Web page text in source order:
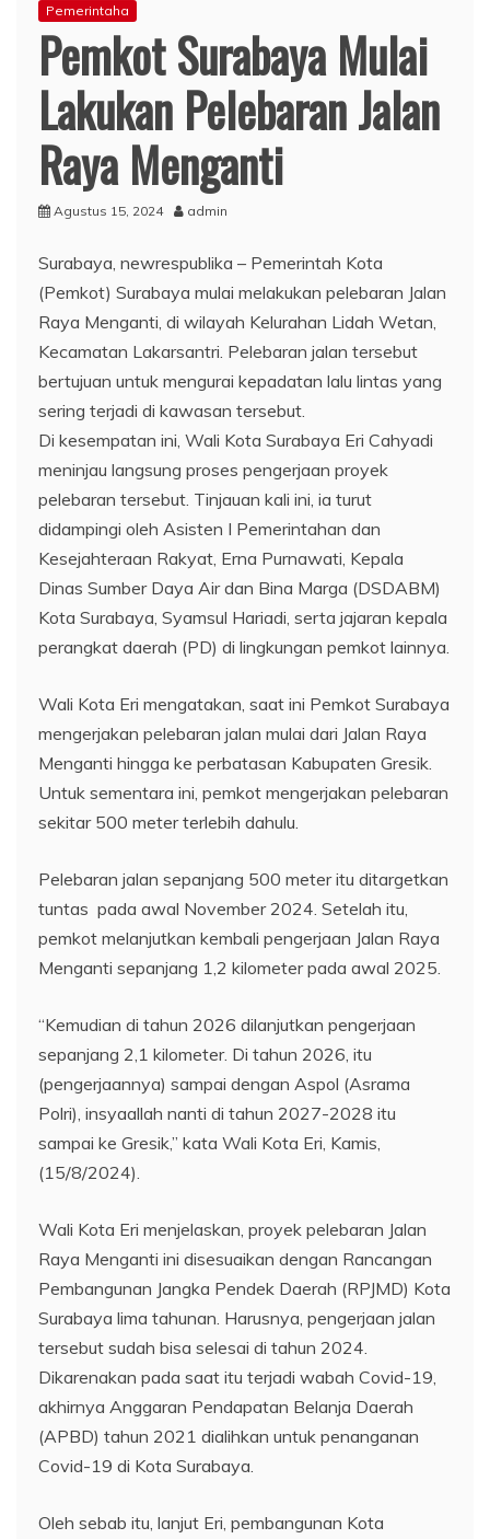
Pemerintaha
Pemkot Surabaya Mulai
Lakukan Pelebaran Jalan
Raya Menganti
Agustus 15, 2024 admin
Surabaya, newrespublika – Pemerintah Kota
(Pemkot) Surabaya mulai melakukan pelebaran Jalan
Raya Menganti, di wilayah Kelurahan Lidah Wetan,
Kecamatan Lakarsantri. Pelebaran jalan tersebut
bertujuan untuk mengurai kepadatan lalu lintas yang
sering terjadi di kawasan tersebut.
Di kesempatan ini, Wali Kota Surabaya Eri Cahyadi
meninjau langsung proses pengerjaan proyek
pelebaran tersebut. Tinjauan kali ini, ia turut
didampingi oleh Asisten I Pemerintahan dan
Kesejahteraan Rakyat, Erna Purnawati, Kepala
Dinas Sumber Daya Air dan Bina Marga (DSDABM)
Kota Surabaya, Syamsul Hariadi, serta jajaran kepala
perangkat daerah (PD) di lingkungan pemkot lainnya.
Wali Kota Eri mengatakan, saat ini Pemkot Surabaya
mengerjakan pelebaran jalan mulai dari Jalan Raya
Menganti hingga ke perbatasan Kabupaten Gresik.
Untuk sementara ini, pemkot mengerjakan pelebaran
sekitar 500 meter terlebih dahulu.
Pelebaran jalan sepanjang 500 meter itu ditargetkan
tuntas pada awal November 2024. Setelah itu,
pemkot melanjutkan kembali pengerjaan Jalan Raya
Menganti sepanjang 1,2 kilometer pada awal 2025.
“Kemudian di tahun 2026 dilanjutkan pengerjaan
sepanjang 2,1 kilometer. Di tahun 2026, itu
(pengerjaannya) sampai dengan Aspol (Asrama
Polri), insyaallah nanti di tahun 2027-2028 itu
sampai ke Gresik,” kata Wali Kota Eri, Kamis,
(15/8/2024).
Wali Kota Eri menjelaskan, proyek pelebaran Jalan
Raya Menganti ini disesuaikan dengan Rancangan
Pembangunan Jangka Pendek Daerah (RPJMD) Kota
Surabaya lima tahunan. Harusnya, pengerjaan jalan
tersebut sudah bisa selesai di tahun 2024.
Dikarenakan pada saat itu terjadi wabah Covid-19,
akhirnya Anggaran Pendapatan Belanja Daerah
(APBD) tahun 2021 dialihkan untuk penanganan
Covid-19 di Kota Surabaya.
Oleh sebab itu, lanjut Eri, pembangunan Kota